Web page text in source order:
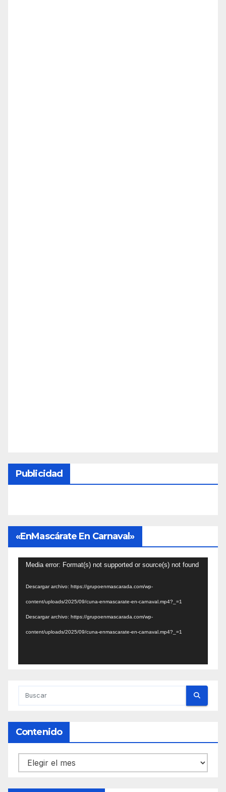
Publicidad
«EnMascárate En Carnaval»
Reproductor
Media error: Format(s) not supported or source(s) not found
Descargar archivo: https://grupoenmascarada.com/wp-
content/uploads/2025/09/cuna-enmascarate-en-carnaval.mp4?_=1
Descargar archivo: https://grupoenmascarada.com/wp-
content/uploads/2025/09/cuna-enmascarate-en-carnaval.mp4?_=1
Contenido
Contenido